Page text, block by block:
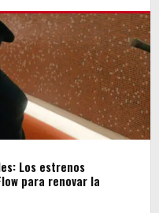
Los estrenos
para renovar la